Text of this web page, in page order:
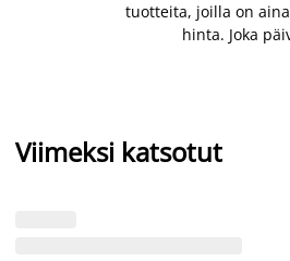
tuotteita, joilla on
hinta. Joka
Viimeksi katsotut